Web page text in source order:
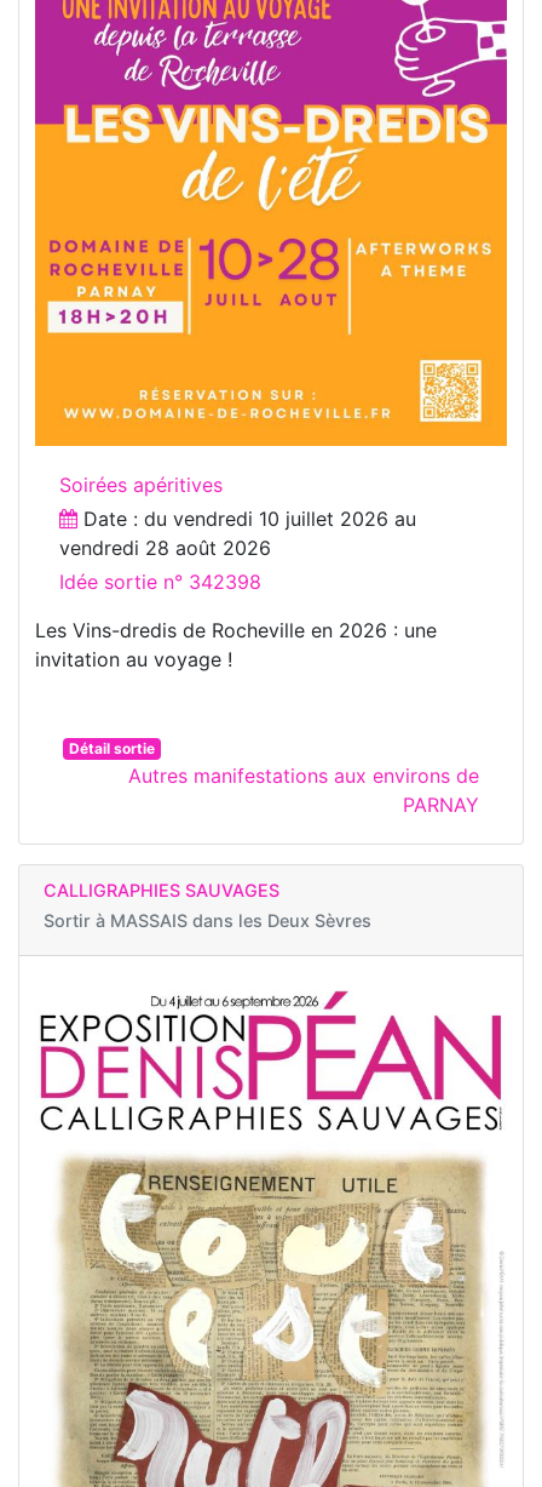
Soirées apéritives
Date : du vendredi 10 juillet 2026 au
vendredi 28 août 2026
Idée sortie n° 342398
Les Vins-dredis de Rocheville en 2026 : une
invitation au voyage !
Détail sortie
Autres manifestations aux environs de
PARNAY
CALLIGRAPHIES SAUVAGES
Sortir à MASSAIS dans les Deux Sèvres